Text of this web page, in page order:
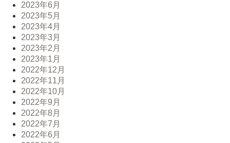
2023年6月
2023年5月
2023年4月
2023年3月
2023年2月
2023年1月
2022年12月
2022年11月
2022年10月
2022年9月
2022年8月
2022年7月
2022年6月